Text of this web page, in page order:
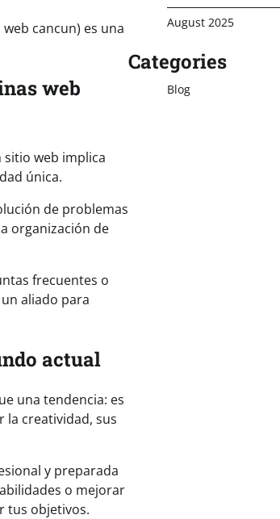
cancun) es una
web
sitio web implica
única.
de problemas
organización de
frecuentes o
aliado para
actual
una tendencia: es
la creatividad, sus
y preparada
o mejorar
tus objetivos.
August 2025
Categories
Blog